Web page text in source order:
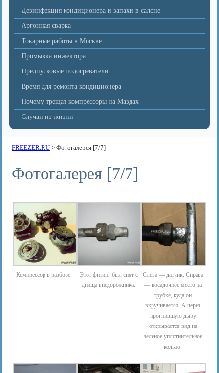
Дезинфекция кондиционера и запахи в салоне
Аргонная сварка
Токарные работы в Москве
Промывка инжектора
Предпусковые подогреватели
Время для ремонта кондиционера
Почему трещат компрессоры на Маздах
Случаи из жизни
FREEZER.RU >Фотогалерея [7/7]
Фотогалерея [7/7]
Компрессор в разборе.
Этот фитинг был снят с
днища внедорожника.
Слева — датчик. Справа
— посадочное место на
трубке, куда он
вкручивается. А через
прогнившую дыру
открывается вид на
зеленое уплотнительное
кольцо.